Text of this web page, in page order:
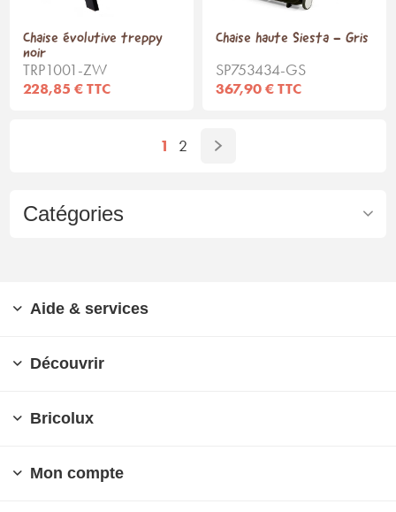
Catégories
Chaise évolutive treppy
noir
TRP1001-ZW
228,85 € TTC
Chaise haute Siesta - Gris
SP753434-GS
367,90 € TTC
1 2
Aide & services
Découvrir
Bricolux
Mon compte